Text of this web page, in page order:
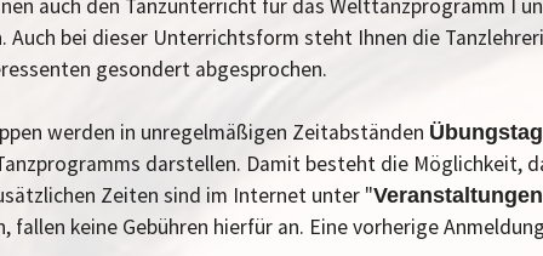
auch den Tanzunterricht für das Welttanzprogramm I
Auch bei dieser Unterrichtsform steht Ihnen die
gesondert abgesprochen.
werden in unregelmäßigen Zeitabständen
darstellen. Damit besteht die Möglichkeit,
Zeiten sind im Internet unter "Veranstaltungen
fallen keine Gebühren hierfür an. Eine vorherige